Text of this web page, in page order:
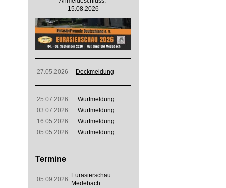
15.08.2026
27.05.2026 Deckmeldung
25.07.2026
Wurfmeldung
03.07.2026
Wurfmeldung
16.05.2026
Wurfmeldung
05.05.2026
Wurfmeldung
Termine
05.09.2026
Eurasierschau
Medebach